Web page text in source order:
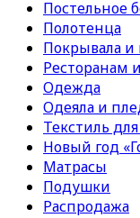
Постельное
Полотенца
Покрывала и
Ресторанам
Одежда
Одеяла и
Текстиль
Новый год
Матрасы
Подушки
Распродажа